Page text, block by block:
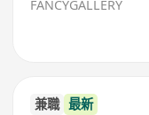
FANCYGALLERY
兼職 最新